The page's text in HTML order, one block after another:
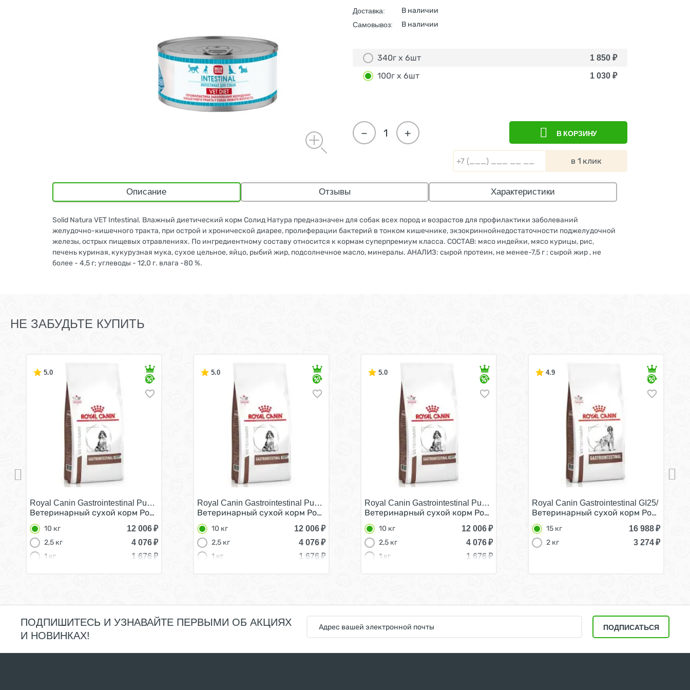
Доставка: В наличии
Самовывоз: В наличии
340г х 6шт 1 850 ₽
100г х 6шт 1 030 ₽
+
− В КОРЗИНУ
в 1 клик
Описание Отзывы Характеристики
Solid Natura VET Intestinal. Влажный диетический корм Солид Натура предназначен для собак всех пород и возрастов для профилактики заболеваний
желудочно-кишечного тракта, при острой и хронической диарее, пролиферации бактерий в тонком кишечнике, экзокриннойнедостаточности поджелудочной
железы, острых пищевых отравлениях. По ингредиентному составу относится к кормам суперпремиум класса. СОСТАВ: мясо индейки, мясо курицы, рис,
печень куриная, кукурузная мука, сухое цельное, яйцо, рыбий жир, подсолнечное масло, минералы. АНАЛИЗ: сырой протеин, не менее-7,5 г ; сырой жир , не
более - 4,5 г; углеводы - 12,0 г. влага -80 %.
НЕ ЗАБУДЬТЕ КУПИТЬ
5.0
Royal Canin Gastrointestinal Puppy/
Ветеринарный сухой корм Роял Канин Гастро Интестинал для Щенков при нарушении Пищеварения 10 кг
10 кг 12 006₽
2,5 кг
4 076₽
1 кг
1 676 ₽
5.0
Royal Canin Gastrointestinal Puppy/
Ветеринарный сухой корм Роял Канин Гастро Интестинал для Щенков при нарушении Пищеварения 10 кг
10 кг 12 006₽
2,5 кг
4 076₽
1 кг
1 676 ₽
5.0
Royal Canin Gastrointestinal Puppy/
Ветеринарный сухой корм Роял Канин Гастро Интестинал для Щенков при
10 кг 12 006₽
2,5 кг
4 076₽
1 кг
1 676 ₽
4.9
Royal Canin Gastrointestinal GI25/
Ветеринарный сухой корм Роял
15 кг 16 988₽
2 кг
3 274₽
ПОДПИШИТЕСЬ И УЗНАВАЙТЕ ПЕРВЫМИ ОБ АКЦИЯХ
И НОВИНКАХ!
ПОДПИСАТЬСЯ